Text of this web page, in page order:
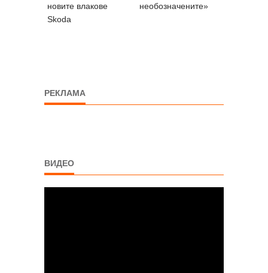
новите влакове
Skoda
необозначените»
РЕКЛАМА
ВИДЕО